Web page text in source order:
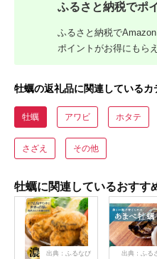
ふるさと納税でポ
ふるさと納税で
ポイントがお得にもら
牡蠣の返礼品に関連しているカ
牡蠣 アワビ ホタテ
さざえ その他
牡蠣に関連しているおすす
出典：ふるなび
出典：ふる